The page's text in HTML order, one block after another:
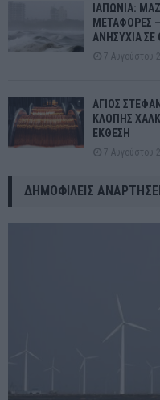
ΙΑΠΩΝΙΑ:
ΜΕΤΑΦΟΡΕΣ
ΑΝΗΣΥΧΙΑ
7 Αυγούστου
ΑΓΙΟΣ
ΚΛΟΠΗΣ
ΕΚΘΕΣΗ
7 Αυγούστου
ΔΗΜΟΦΙΛΕΊΣ